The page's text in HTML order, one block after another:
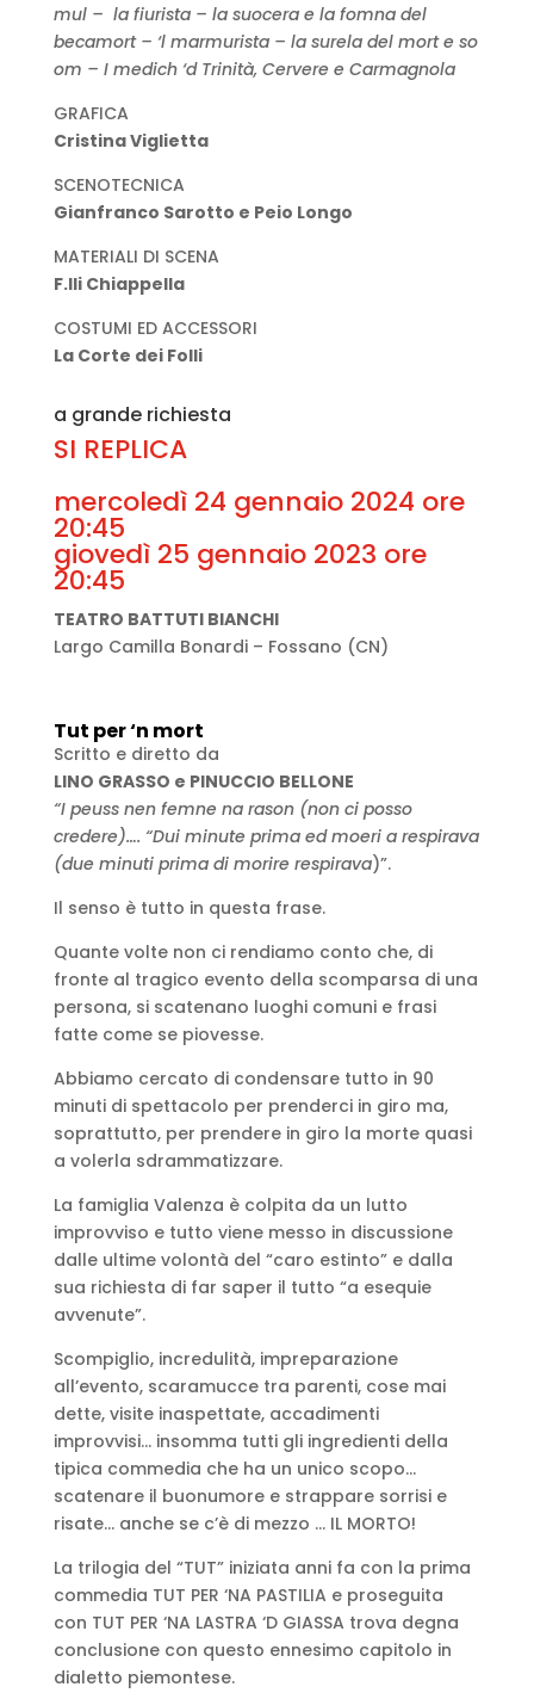
mul – la fiurista – la suocera e la fomna del
becamort – ‘l marmurista – la surela del mort e so
om – I medich ‘d Trinità, Cervere e Carmagnola
GRAFICA
Cristina Viglietta
SCENOTECNICA
Gianfranco Sarotto e Peio Longo
MATERIALI DI SCENA
F.lli Chiappella
COSTUMI ED ACCESSORI
La Corte dei Folli
a grande richiesta
SI REPLICA
mercoledì 24 gennaio 2024 ore
20:45
giovedì 25 gennaio 2023 ore
20:45
TEATRO BATTUTI BIANCHI
Largo Camilla Bonardi – Fossano (CN)
Tut per ‘n mort
Scritto e diretto da
LINO GRASSO e PINUCCIO BELLONE
“I peuss nen femne na rason (non ci posso
credere)…. “Dui minute prima ed moeri a respirava
(due minuti prima di morire respirava)”.
Il senso è tutto in questa frase.
Quante volte non ci rendiamo conto che, di
fronte al tragico evento della scomparsa di una
persona, si scatenano luoghi comuni e frasi
fatte come se piovesse.
Abbiamo cercato di condensare tutto in 90
minuti di spettacolo per prenderci in giro ma,
soprattutto, per prendere in giro la morte quasi
a volerla sdrammatizzare.
La famiglia Valenza è colpita da un lutto
improvviso e tutto viene messo in discussione
dalle ultime volontà del “caro estinto” e dalla
sua richiesta di far saper il tutto “a esequie
avvenute”.
Scompiglio, incredulità, impreparazione
all’evento, scaramucce tra parenti, cose mai
dette, visite inaspettate, accadimenti
improvvisi… insomma tutti gli ingredienti della
tipica commedia che ha un unico scopo…
scatenare il buonumore e strappare sorrisi e
risate… anche se c’è di mezzo … IL MORTO!
La trilogia del “TUT” iniziata anni fa con la prima
commedia TUT PER ‘NA PASTILIA e proseguita
con TUT PER ‘NA LASTRA ‘D GIASSA trova degna
conclusione con questo ennesimo capitolo in
dialetto piemontese.